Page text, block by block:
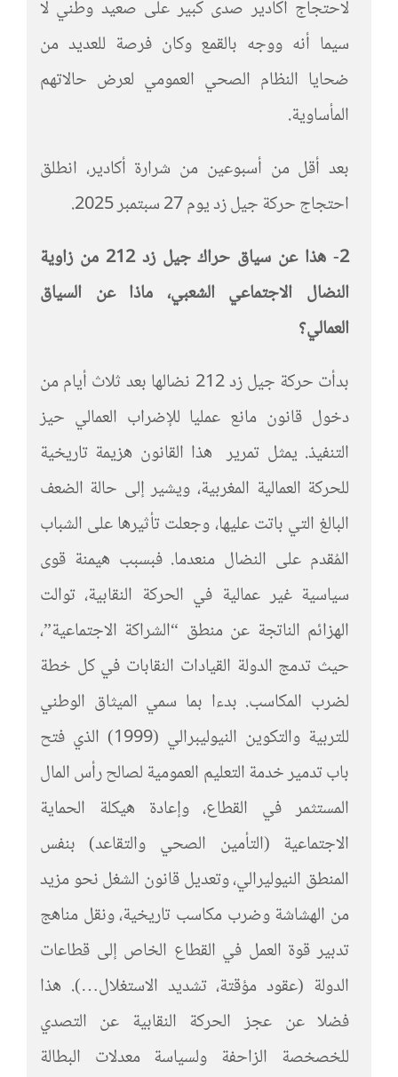
لاحتجاج أكادير صدى كبير على صعيد وطني لا
سيما أنه ووجه بالقمع وكان فرصة للعديد من
ضحايا النظام الصحي العمومي لعرض حالاتهم
المأساوية.
بعد أقل من أسبوعين من شرارة أكادير، انطلق
احتجاج حركة جيل زد يوم 27 سبتمبر 2025.
2- هذا عن سياق حراك جيل زد 212 من زاوية
النضال الاجتماعي الشعبي، ماذا عن السياق
العمالي؟
بدأت حركة جيل زد 212 نضالها بعد ثلاث أيام من
دخول قانون مانع عمليا للإضراب العمالي حيز
التنفيذ. يمثل تمرير هذا القانون هزيمة تاريخية
للحركة العمالية المغربية، ويشير إلى حالة الضعف
البالغ التي باتت عليها، وجعلت تأثيرها على الشباب
المُقدم على النضال منعدما. فبسبب هيمنة قوى
سياسية غير عمالية في الحركة النقابية، توالت
الهزائم الناتجة عن منطق “الشراكة الاجتماعية”،
حيث تدمج الدولة القيادات النقابات في كل خطة
لضرب المكاسب. بدءا بما سمي الميثاق الوطني
للتربية والتكوين النيوليبرالي (1999) الذي فتح
باب تدمير خدمة التعليم العمومية لصالح رأس المال
المستثمر في القطاع، وإعادة هيكلة الحماية
الاجتماعية (التأمين الصحي والتقاعد) بنفس
المنطق النيوليرالي، وتعديل قانون الشغل نحو مزيد
من الهشاشة وضرب مكاسب تاريخية، ونقل مناهج
تدبير قوة العمل في القطاع الخاص إلى قطاعات
الدولة (عقود مؤقتة، تشديد الاستغلال…). هذا
فضلا عن عجز الحركة النقابية عن التصدي
للخصخصة الزاحفة ولسياسة معدلات البطالة